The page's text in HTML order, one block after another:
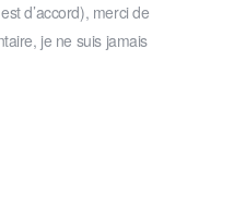
d’accord), merci de
je ne suis jamais